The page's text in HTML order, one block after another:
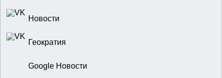
Новости
Геократия
Google Новости